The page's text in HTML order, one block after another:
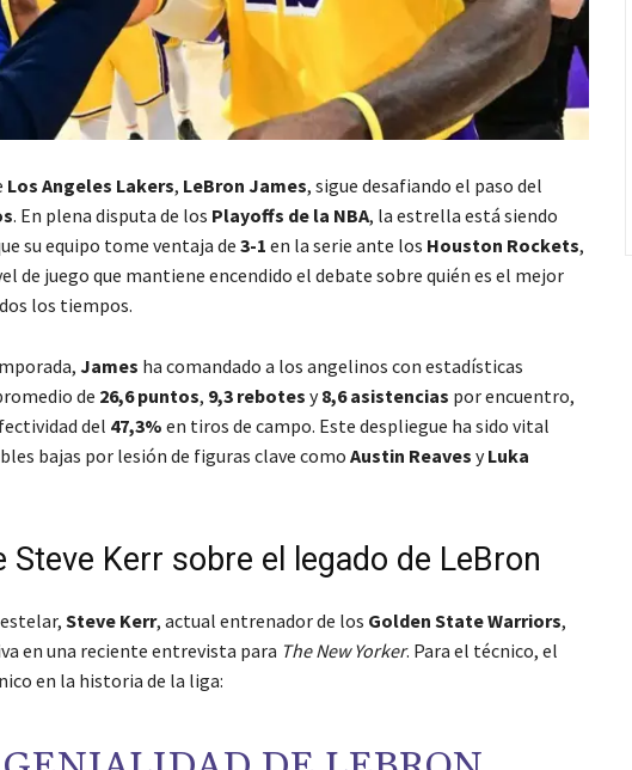
Los Angeles Lakers, LeBron James, sigue desafiando el paso del
. En plena disputa de los Playoffs de la NBA, la estrella está siendo
su equipo tome ventaja de 3-1 en la serie ante los Houston Rockets,
de juego que mantiene encendido el debate sobre quién es el mejor
los tiempos.
James ha comandado a los angelinos con estadísticas
de 26,6 puntos, 9,3 rebotes y8,6 asistencias por encuentro,
del 47,3% en tiros de campo. Este despliegue ha sido vital
bajas por lesión de figuras clave comoAustin Reaves yLuka
Steve Kerr sobre el legado de LeBron
Steve Kerr, actual entrenador de los Golden State Warriors,
en una reciente entrevista para The New Yorker. Para el técnico, el
en la historia de la liga: